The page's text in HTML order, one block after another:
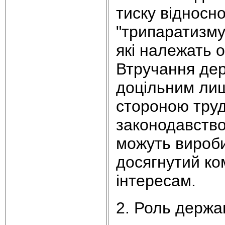
тиску
які належать
Втручання
доцільним
стороною
можуть
досягнутий
інтересам.
2. Роль